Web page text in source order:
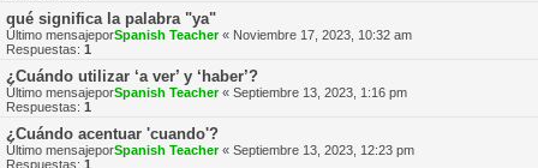
qué significa la palabra "ya"
Último mensajeporSpanish Teacher« Noviembre 17, 2023, 10:32 am
Respuestas: 1
¿Cuándo utilizar ‘a ver’ y ‘haber’?
Último mensajeporSpanish Teacher« Septiembre 13, 2023, 1:16 pm
Respuestas: 1
¿Cuándo acentuar 'cuando'?
Último mensajeporSpanish Teacher« Septiembre 13, 2023, 12:23 pm
Respuestas: 1